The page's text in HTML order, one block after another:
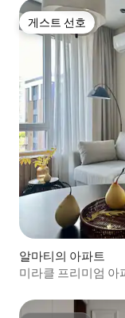
게스트 선호
게스트 선호
알마티의 아파트
미라클 프리미엄 아